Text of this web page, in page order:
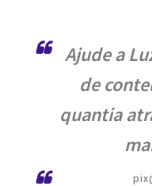
Ajude a
de
quantia